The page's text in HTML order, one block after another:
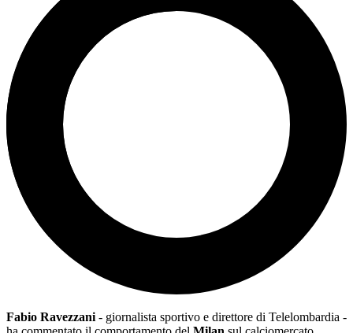
Fabio Ravezzani - giornalista sportivo e direttore di Telelombardia -